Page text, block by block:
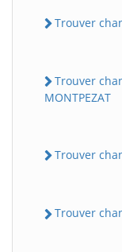
Trouver
Trouver
MONTPEZAT
Trouver
Trouver